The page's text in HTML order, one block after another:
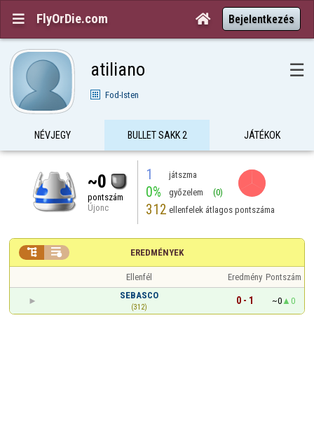
 FlyOrDie.com  Bejelentkezés
atiliano ☰
Fod-Isten
NÉVJEGY BULLET SAKK 2 JÁTÉKOK
~0
pontszám
Újonc
1 játszma
0% győzelem (0)
312 ellenfelek átlagos pontszáma
EREDMÉNYEK
 
Ellenfél Eredmény Pontszám
SEBASCO
(312)
0 - 1 ~0 0